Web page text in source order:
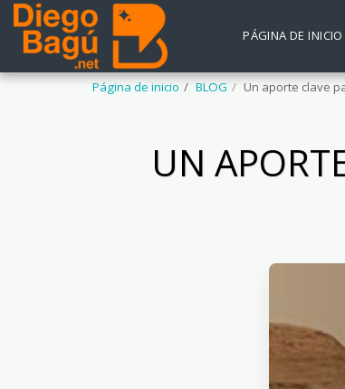
PÁGINA DE INICIO
Página de inicio BLOG Un aporte clave
UN